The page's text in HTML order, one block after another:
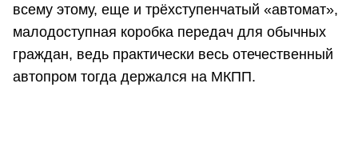
всему этому, еще и трёхступенчатый «автомат»,
малодоступная коробка передач для обычных
граждан, ведь практически весь отечественный
автопром тогда держался на МКПП.